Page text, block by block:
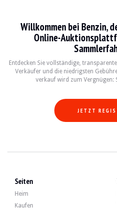
Willkommen bei Benzin,
Online-
Entdecken Sie vollständige,
Verkäufer und die niedrigsten
verkauf wird zum Vergnügen:
JETZT
Seiten
Heim
Kaufen